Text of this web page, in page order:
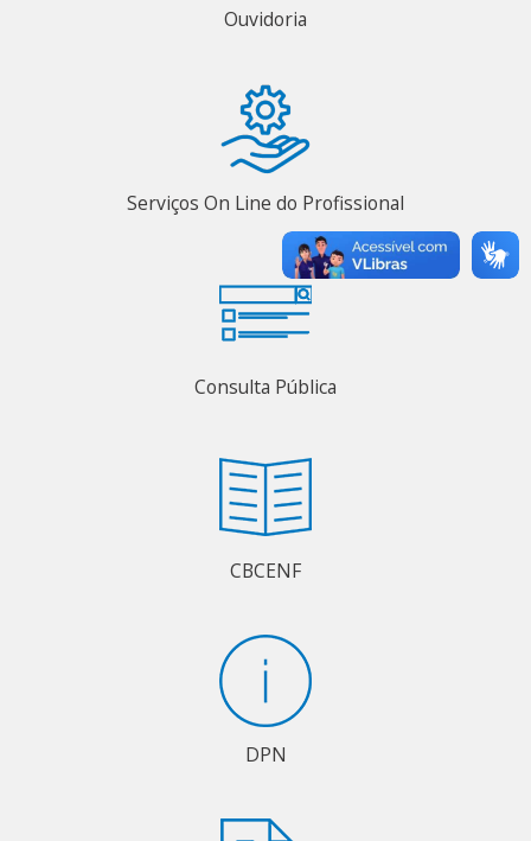
Ouvidoria
Serviços On Line do Profissional
Consulta Pública
CBCENF
DPN